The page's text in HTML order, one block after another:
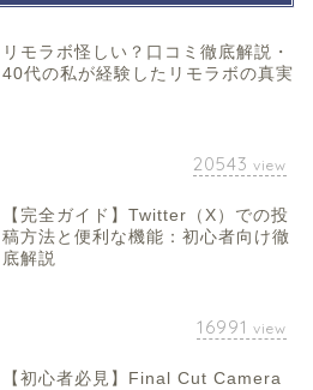
リモラボ怪しい？口コミ徹底解説・
40代の私が経験したリモラボの真実
20543 view
【完全ガイド】Twitter（X）での投
稿方法と便利な機能：初心者向け徹
底解説
16991 view
【初心者必見】Final Cut Camera